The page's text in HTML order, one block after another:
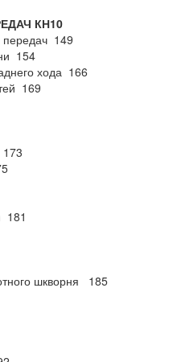
КН10
передач 149
154
хода 166
169
173
181
шкворня 185